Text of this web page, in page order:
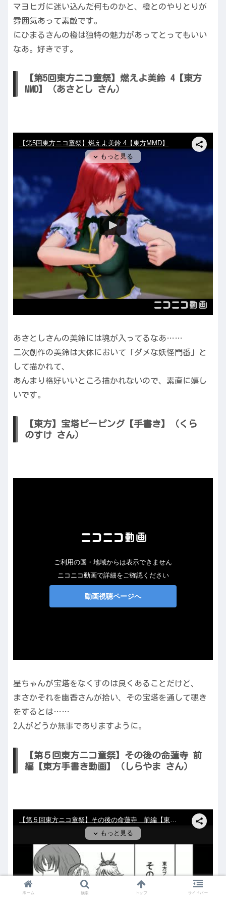
マヨヒガに迷い込んだ何ものかと、橙とのやりとりが
雰囲気あって素敵です。
にひまるさんの橙は独特の魅力があってとってもいい
なあ。好きです。
【第5回東方ニコ童祭】燃えよ美鈴 4【東方
MMD】（あさとし さん）
あさとしさんの美鈴には魂が入ってるなあ……
二次創作の美鈴は大体において「ダメな妖怪門番」と
して描かれて、
あんまり格好いいところ描かれないので、素直に嬉し
いです。
【東方】宝塔ピーピング【手書き】（くら
のすけ さん）
星ちゃんが宝塔をなくすのは良くあることだけど、
まさかそれを幽香さんが拾い、その宝塔を通して覗き
をするとは……
2人がどうか無事でありますように。
【第５回東方ニコ童祭】その後の命蓮寺 前
編【東方手書き動画】（しらやま さん）
ホーム 検索 トップ サイドバー